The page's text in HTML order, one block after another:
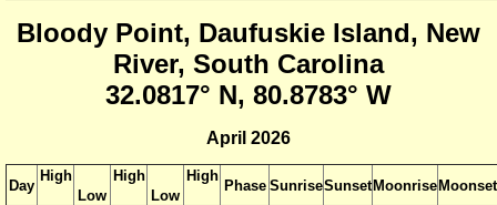
Bloody Point, Daufuskie Island, New
River, South Carolina
32.0817° N, 80.8783° W
April 2026
Day
High
Low
High
Low
High
Phase SunriseSunsetMoonriseMoonset